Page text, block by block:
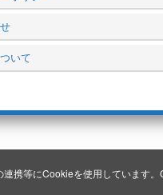
携等にCookieを使用しています
いて